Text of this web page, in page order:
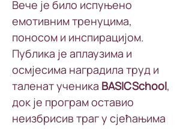
Вече је било испуњено
емотивним тренуцима,
поносом и инспирацијом.
Публика је аплаузима и
осмјесима наградила труд и
таленат ученика BASICSchool,
док је програм оставио
неизбрисив траг у сјећањима